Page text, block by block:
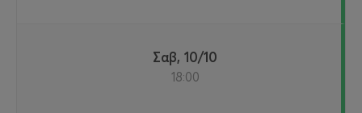
Σαβ, 10/10
18:00